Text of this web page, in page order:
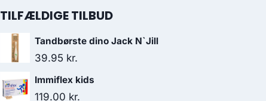
TILFÆLDIGE TILBUD
Tandbørste dino Jack N`Jill
39.95 kr.
Immiflex kids
119.00 kr.